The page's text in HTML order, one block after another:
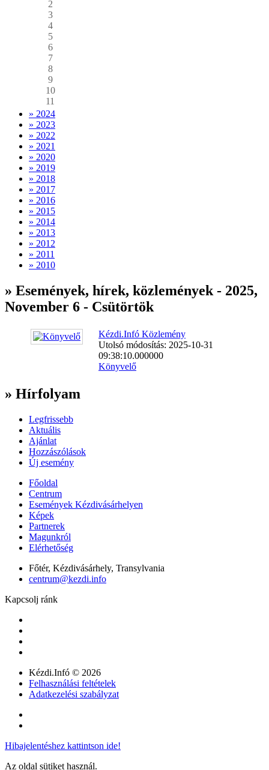
2
3
4
5
6
7
8
9
10
11
» 2024
» 2023
» 2022
» 2021
» 2020
» 2019
» 2018
» 2017
» 2016
» 2015
» 2014
» 2013
» 2012
» 2011
» 2010
» Események, hírek, közlemények - 2025,
November 6 - Csütörtök
Kézdi.Infó Közlemény
Utolsó módosítás: 2025-10-31
09:38:10.000000
Könyvelő
» Hírfolyam
Legfrissebb
Aktuális
Ajánlat
Hozzászólások
Új esemény
Főoldal
Centrum
Események Kézdivásárhelyen
Képek
Partnerek
Magunkról
Elérhetőség
Főtér, Kézdivásárhely, Transylvania
centrum@kezdi.info
Kapcsolj ránk
Kézdi.Infó © 2026
Felhasználási feltételek
Adatkezelési szabályzat
Hibajelentéshez kattintson ide!
Az oldal sütiket használ.